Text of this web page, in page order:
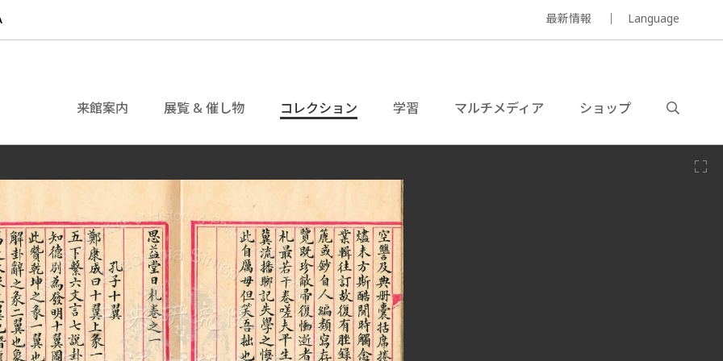
最新情報 Language
来館案内 展覧 & 催し物 コレクション 学習 マルチメディア ショップ